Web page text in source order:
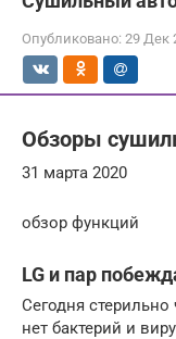
Опубликовано: 29 Дек
Обзоры
31 марта 2020
обзор функций
LG и пар
Сегодня
нет бактерий и